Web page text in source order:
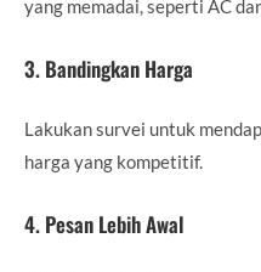
yang memadai, seperti AC
3. Bandingkan Harga
Lakukan survei untuk
harga yang kompetitif.
4. Pesan Lebih Awal